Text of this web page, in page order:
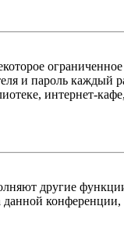
и пароль каждый
интернет-
другие